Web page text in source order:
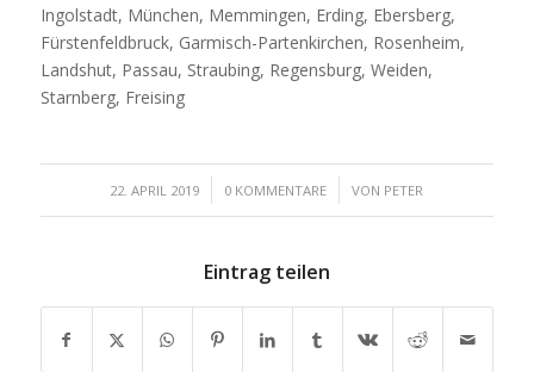
Ingolstadt, München, Memmingen, Erding, Ebersberg,
Fürstenfeldbruck, Garmisch-Partenkirchen, Rosenheim,
Landshut, Passau, Straubing, Regensburg, Weiden,
Starnberg, Freising
22. APRIL 2019
/ 0 KOMMENTARE
/ VON PETER
Eintrag teilen